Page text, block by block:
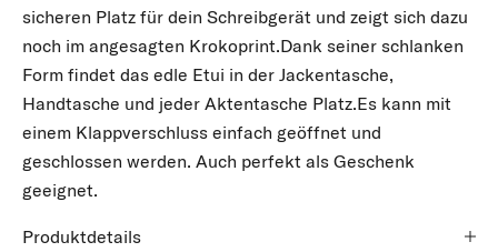
sicheren Platz für dein Schreibgerät und zeigt sich dazu
noch im angesagten Krokoprint.Dank seiner schlanken
Form findet das edle Etui in der Jackentasche,
Handtasche und jeder Aktentasche Platz.Es kann mit
einem Klappverschluss einfach geöffnet und
geschlossen werden. Auch perfekt als Geschenk
geeignet.
Produktdetails